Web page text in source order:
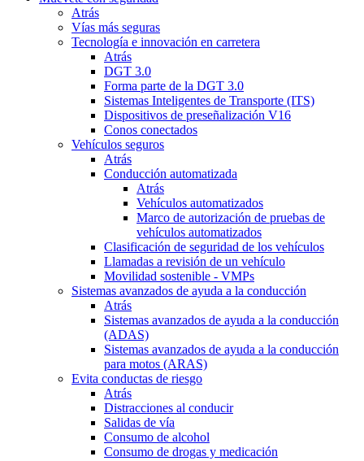
Atrás
Vías más seguras
Tecnología e innovación en carretera
Atrás
DGT 3.0
Forma parte de la DGT 3.0
Sistemas Inteligentes de Transporte (ITS)
Dispositivos de preseñalización V16
Conos conectados
Vehículos seguros
Atrás
Conducción automatizada
Atrás
Vehículos automatizados
Marco de autorización de pruebas de
vehículos automatizados
Clasificación de seguridad de los vehículos
Llamadas a revisión de un vehículo
Movilidad sostenible - VMPs
Sistemas avanzados de ayuda a la conducción
Atrás
Sistemas avanzados de ayuda a la conducción
(ADAS)
Sistemas avanzados de ayuda a la conducción
para motos (ARAS)
Evita conductas de riesgo
Atrás
Distracciones al conducir
Salidas de vía
Consumo de alcohol
Consumo de drogas y medicación